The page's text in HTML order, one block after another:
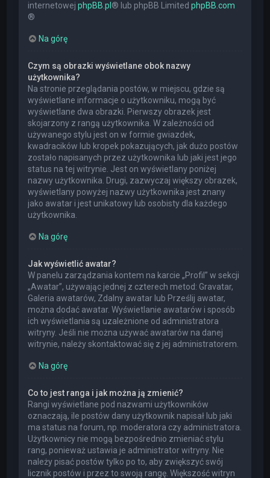
internetowejphpBB.pl ® lub phpBB LimitedphpBB.com
®
Na górę
Czym są obrazki wyświetlane obok nazwy
użytkownika?
Na stronie przeglądania postów, w miejscu, gdzie są
wyświetlane informacje o użytkowniku, mogą być
wyświetlane dwa obrazki. Pierwszy obrazek jest
skojarzony z rangą użytkownika. W zależności od
używanego stylu jest on w formie gwiazdek,
kwadracików lub kropek pokazujących, jak dużo postów
zostało napisanych przez użytkownika lub jaki jest jego
status na tej witrynie. Jest on wyświetlany poniżej
nazwy użytkownika. Drugi, zazwyczaj większy obrazek,
wyświetlany powyżej nazwy użytkownika jest znany
jako awatar i jest unikatowy lub osobisty dla każdego
użytkownika.
Na górę
Jak wyświetlić awatar?
W panelu zarządzania kontem na karcie „Profil” w sekcji
„Awatar”, używając jednej z czterech metod: Gravatar,
Galeria awatarów, Zdalny awatar lub Prześlij awatar,
można dodać awatar. Wyświetlanie awatarów i sposób
ich wyświetlania są uzależnione od administratora
witryny. Jeśli nie można używać awatarów na danej
witrynie, należy skontaktować się z jej administratorem.
Na górę
Co to jest ranga i jak można ją zmienić?
Rangi wyświetlane pod nazwami użytkowników
oznaczają, ile postów dany użytkownik napisał lub jaki
ma status na forum, np. moderatora czy administratora.
Użytkownicy nie mogą bezpośrednio zmieniać stylu
rang, ponieważ ustawia je administrator witryny. Nie
należy pisać postów tylko po to, aby zwiększyć swój
licznik postów i przez to swoją rangę. Większość witryn